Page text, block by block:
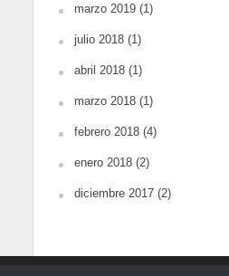
marzo 2019(1)
julio 2018(1)
abril 2018(1)
marzo 2018(1)
febrero 2018(4)
enero 2018(2)
diciembre 2017(2)